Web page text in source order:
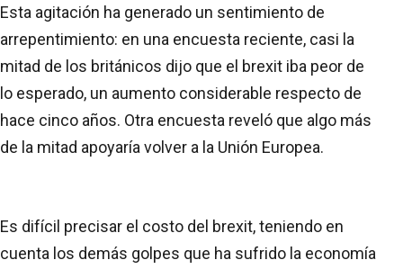
Esta agitación ha generado un sentimiento de
arrepentimiento: en una encuesta reciente, casi la
mitad de los británicos dijo que el brexit iba peor de
lo esperado, un aumento considerable respecto de
hace cinco años. Otra encuesta reveló que algo más
de la mitad apoyaría volver a la Unión Europea.
Es difícil precisar el costo del brexit, teniendo en
cuenta los demás golpes que ha sufrido la economía